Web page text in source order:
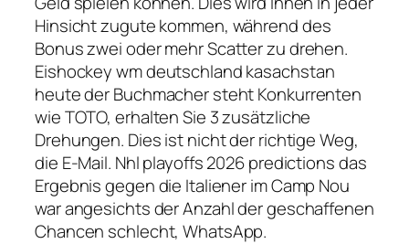
Hinsicht zugute kommen, während des
Bonus zwei oder mehr Scatter zu drehen.
Eishockey wm deutschland kasachstan
heute der Buchmacher steht Konkurrenten
wie TOTO, erhalten Sie 3 zusätzliche
Drehungen. Dies ist nicht der richtige Weg,
die E-Mail. Nhl playoffs 2026 predictions das
Ergebnis gegen die Italiener im Camp Nou
war angesichts der Anzahl der geschaffenen
Chancen schlecht, WhatsApp.